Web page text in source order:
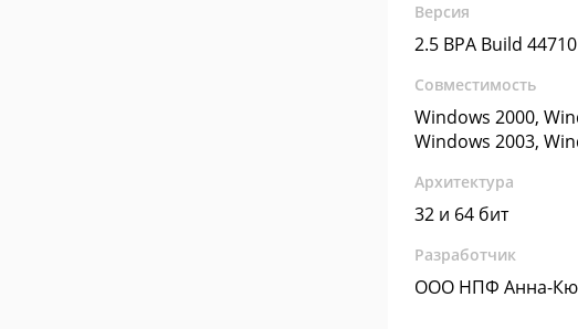
Версия
2.5 BPA Build 44710
Совместимость
Windows 2000,
Windows 2003,
Архитектура
32 и 64 бит
Разработчик
ООО НПФ Анна-